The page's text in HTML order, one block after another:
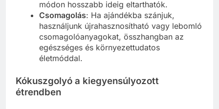
módon hosszabb ideig eltarthatók.
Csomagolás: Ha ajándékba szánjuk,
használjunk újrahasznosítható vagy lebomló
csomagolóanyagokat, összhangban az
egészséges és környezettudatos
életmóddal.
Kókuszgolyó a kiegyensúlyozott
étrendben